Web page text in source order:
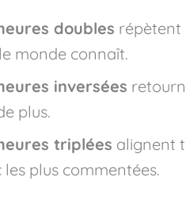
doubles répètent
monde connaît.
inversées
plus.
triplées alignent
les plus commentées.